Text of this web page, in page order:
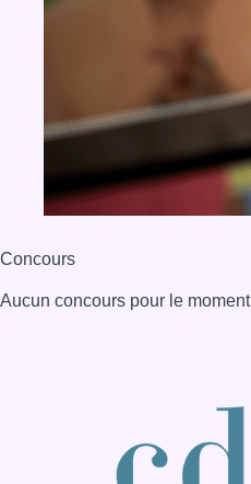
Concours
Aucun concours pour le moment